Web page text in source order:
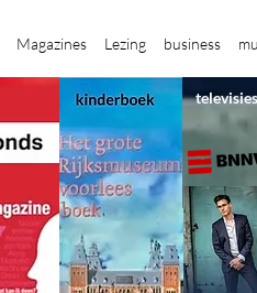
Magazines Lezing business